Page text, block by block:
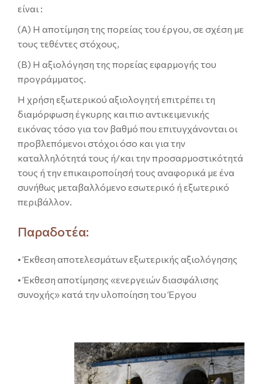
είναι :
(Α) Η αποτίμηση της πορείας του έργου, σε σχέση με
τους τεθέντες στόχους,
(Β) Η αξιολόγηση της πορείας εφαρμογής του
προγράμματος.
Η χρήση εξωτερικού αξιολογητή επιτρέπει τη
διαμόρφωση έγκυρης και πιο αντικειμενικής
εικόνας τόσο για τον βαθμό που επιτυγχάνονται οι
προβλεπόμενοι στόχοι όσο και για την
καταλληλότητά τους ή/και την προσαρμοστικότητά
τους ή την επικαιροποίησή τους αναφορικά με ένα
συνήθως μεταβαλλόμενο εσωτερικό ή εξωτερικό
περιβάλλον.
Παραδοτέα:
• Έκθεση αποτελεσμάτων εξωτερικής αξιολόγησης
• Έκθεση αποτίμησης «ενεργειών διασφάλισης
συνοχής» κατά την υλοποίηση του Έργου